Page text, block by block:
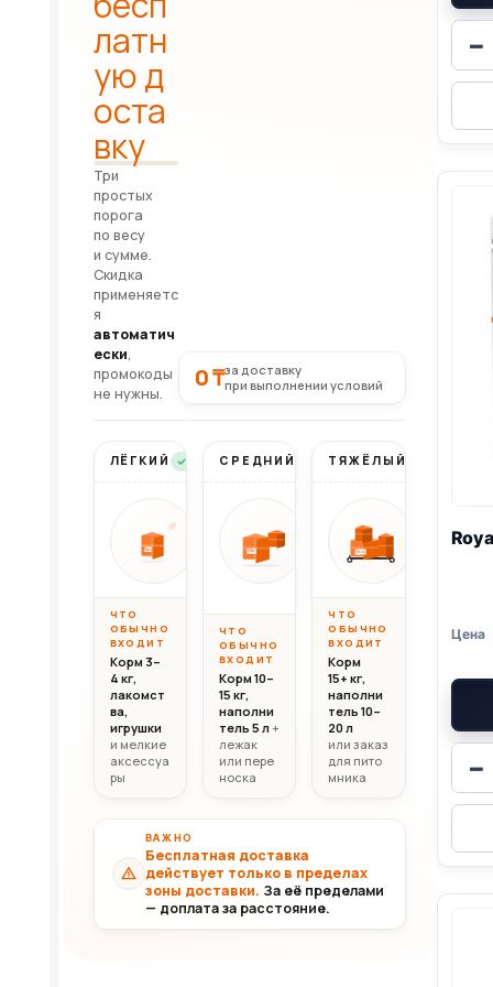
−
−
латн
ую д
оста
вку
Три
простых
порога
по весу
и сумме.
Скидка
применяетс
я
автоматич
ески,
промокоды
не нужны.
0 ₸за доставку
при выполнении условий
ЛЁГКИЙ Бесплатно
10кг
Вес до 10 кг
10 000 ₸
ЧТО
ОБЫЧНО
ВХОДИТ
Корм 3–
4 кг,
лакомст
ва,
игрушки
и мелкие
аксессуа
ры
СРЕДНИЙ Бесплатно
20кг
Вес 10–20 кг
20 000 ₸
ЧТО
ОБЫЧНО
ВХОДИТ
Корм 10–
15 кг,
наполни
тель 5 л+
лежак
или пере
носка
ТЯЖЁЛЫЙ
30+кг 30 000
ЧТО
ОБЫЧНО
ВХОДИТ
Корм
15+ кг,
наполни
тель 10–
20 л
или заказ
для пито
мника
ВАЖНО
Бесплатная доставка
действует только в пределах
зоны доставки. За её пределами
— доплата за расстояние.